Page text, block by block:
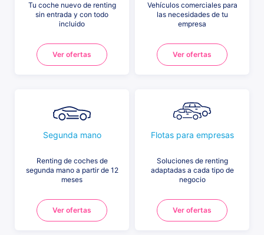
Tu coche nuevo de renting
sin entrada y con todo
incluido
Ver ofertas
Vehículos comerciales para
las necesidades de tu
empresa
Ver ofertas
Segunda mano
Renting de coches de
segunda mano a partir de 12
meses
Ver ofertas
Flotas para empresas
Soluciones de renting
adaptadas a cada tipo de
negocio
Ver ofertas